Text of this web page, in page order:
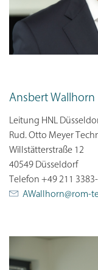
Ansbert Wallhorn
Leitung HNL
Rud. Otto Meyer
Willstätterstraße 12
40549 Düsseldorf
Telefon +49 211
AWallhorn@rom-